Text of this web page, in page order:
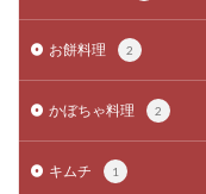
お餅料理 2
かぼちゃ料理 2
キムチ 1